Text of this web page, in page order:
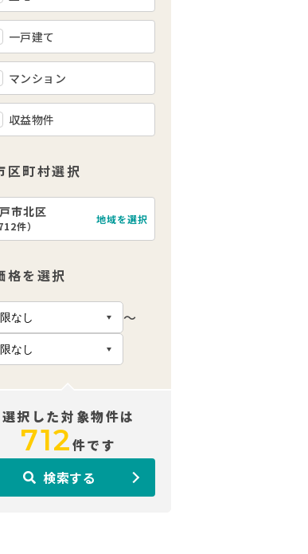
一戸建て
マンション
収益物件
区町村選択
市北区
件）
地域を選択
格を選択
〜
選択した対象物件は
712件です
検索する